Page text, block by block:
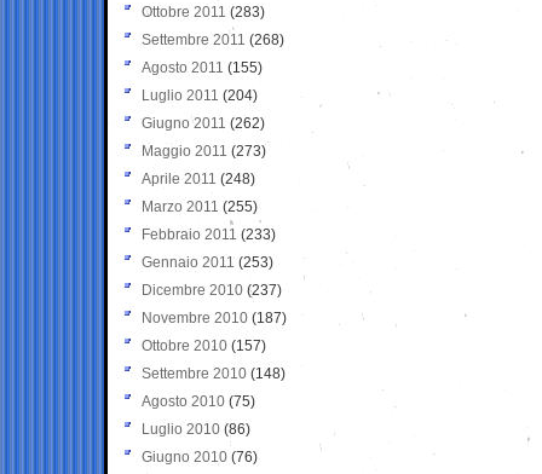
Ottobre 2011 (283)
Settembre 2011 (268)
Agosto 2011 (155)
Luglio 2011 (204)
Giugno 2011 (262)
Maggio 2011 (273)
Aprile 2011 (248)
Marzo 2011 (255)
Febbraio 2011 (233)
Gennaio 2011 (253)
Dicembre 2010 (237)
Novembre 2010 (187)
Ottobre 2010 (157)
Settembre 2010 (148)
Agosto 2010 (75)
Luglio 2010 (86)
Giugno 2010 (76)